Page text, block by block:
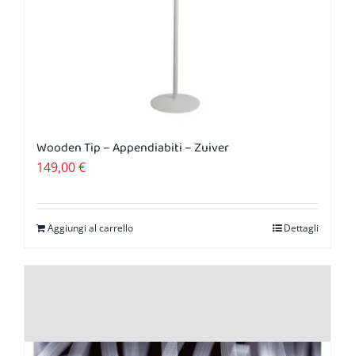
Wooden Tip – Appendiabiti – Zuiver
149,00€
Aggiungi al carrello Dettagli